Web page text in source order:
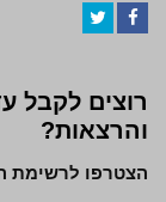
רוצים לקבל
והרצאות?
הצטרפו לרשימת